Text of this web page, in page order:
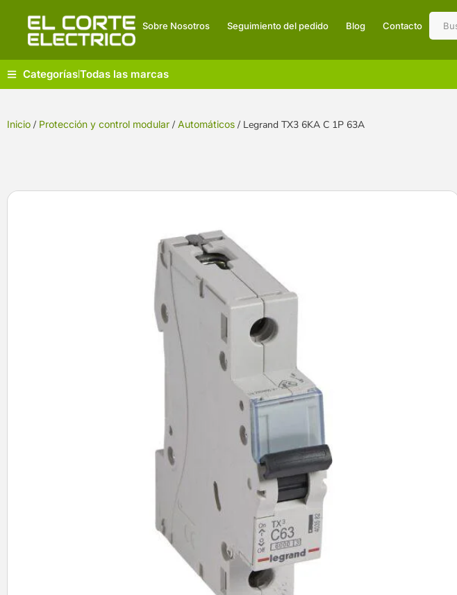
Sobre Nosotros Seguimiento del pedido Blog Contacto
Categorías| Todas las marcas
Inicio / Protección y control modular / Automáticos / Legrand TX3 6KA C 1P 63A